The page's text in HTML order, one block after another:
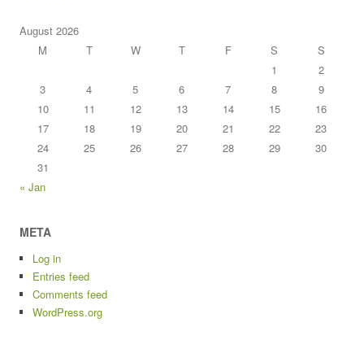
August 2026
M
T W T F S
S
1
2
3
4 5 6 7 8
9
10
11 12 13 14 15
16
17
18 19 20 21 22
23
24
25 26 27 28 29
30
31
« Jan
META
Log in
Entries feed
Comments feed
WordPress.org